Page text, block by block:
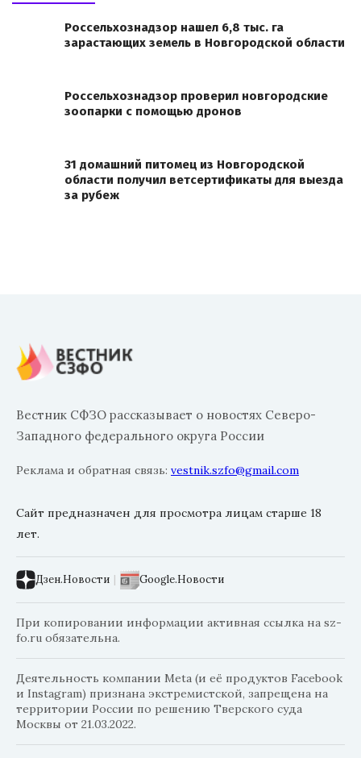
Россельхознадзор нашел 6,8 тыс. га
зарастающих земель в Новгородской области
Россельхознадзор проверил новгородские
зоопарки с помощью дронов
31 домашний питомец из Новгородской
области получил ветсертификаты для выезда
за рубеж
Вестник СФЗО рассказывает о новостях Северо-
Западного федерального округа России
Реклама и обратная связь: vestnik.szfo@gmail.com
Сайт предназначен для просмотра лицам старше 18
лет.
Дзен.Новости | Google.Новости
При копировании информации активная ссылка на sz-
fo.ru обязательна.
Деятельность компании Meta (и её продуктов Facebook
и Instagram) признана экстремистской, запрещена на
территории России по решению Тверского суда
Москвы от 21.03.2022.